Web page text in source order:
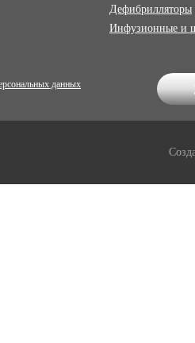
Дефибрилляторы
Инфузионные и
данных